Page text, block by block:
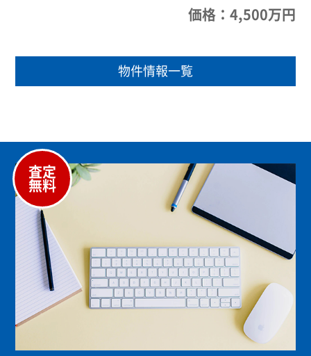
価格：4,500万円
物件情報一覧
査定
無料